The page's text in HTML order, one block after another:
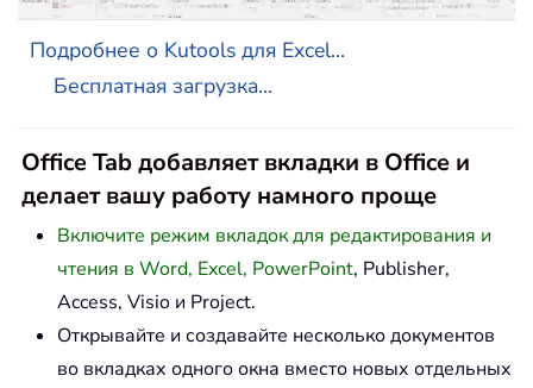
Подробнее о Kutools для Excel...
Бесплатная загрузка...
Office Tab добавляет вкладки в Office и
делает вашу работу намного проще
Включите режим вкладок для редактирования и
чтения в Word, Excel, PowerPoint, Publisher,
Access, Visio и Project.
Открывайте и создавайте несколько документов
во вкладках одного окна вместо новых отдельных